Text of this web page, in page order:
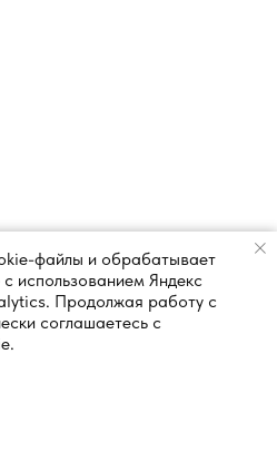
файлы и обрабатывает
использованием Яндекс
Продолжая работу с
соглашаетесь с